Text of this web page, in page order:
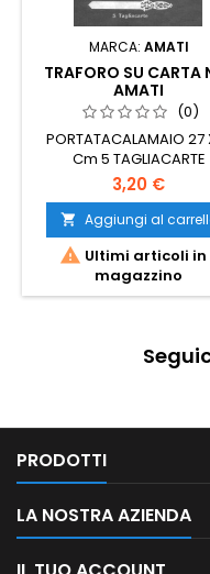
MARCA: AMATI
TRAFORO SU CARTA
AMATI
(0)
PORTATACALAMAIO 27
Cm 5 TAGLIACARTE
3,20 €
 Aggiungi al
 Ultimi articoli in
magazzino
PRODOTTI
LA NOSTRA AZIENDA